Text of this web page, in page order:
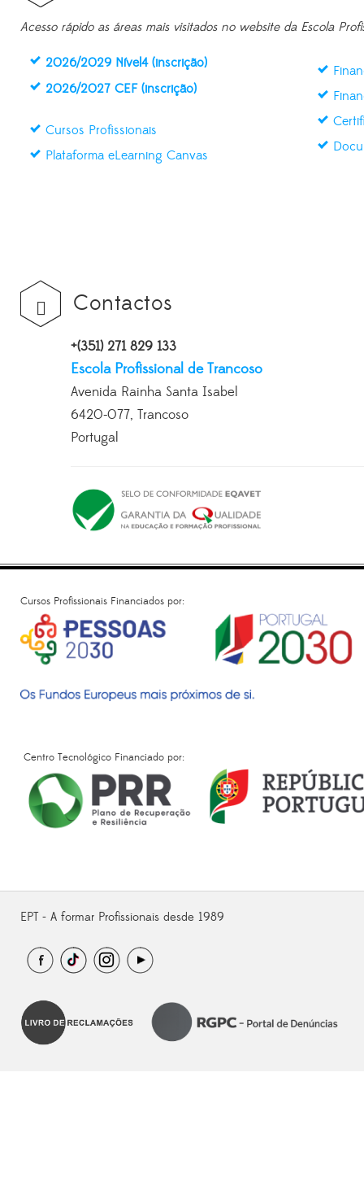
Acesso rápido as áreas mais visitados no website da Escola
2026/2029 Nível4 (inscrição)
2026/2027 CEF (inscrição)
Cursos Profissionais
Plataforma eLearning Canvas
Contactos
+(351) 271 829 133
Escola Profissional de Trancoso
Avenida Rainha Santa Isabel
6420-077, Trancoso
Portugal
Cursos Profissionais Financiados por:
Centro Tecnológico Financiado por:
EPT - A formar Profissionais desde 1989